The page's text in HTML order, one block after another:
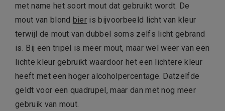
met name het soort mout dat gebruikt wordt. De
mout van blond bier is bijvoorbeeld licht van kleur
terwijl de mout van dubbel soms zelfs licht gebrand
is. Bij een tripel is meer mout, maar wel weer van een
lichte kleur gebruikt waardoor het een lichtere kleur
heeft met een hoger alcoholpercentage. Datzelfde
geldt voor een quadrupel, maar dan met nog meer
gebruik van mout.